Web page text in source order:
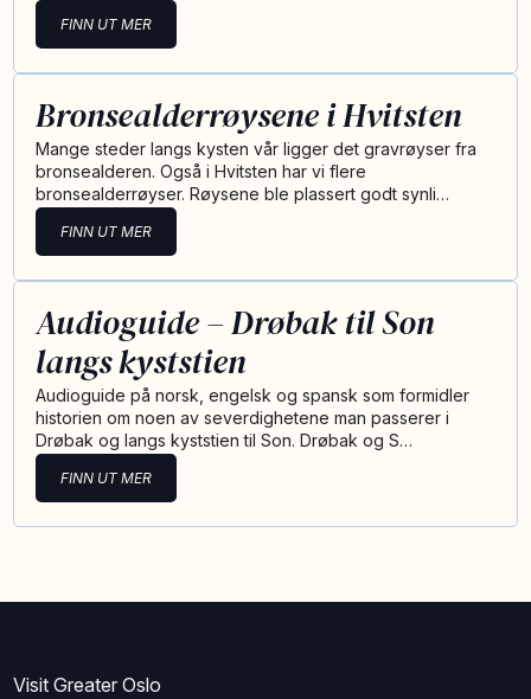
FINN UT MER
Bronsealderrøysene i Hvitsten
Mange steder langs kysten vår ligger det gravrøyser fra
bronsealderen. Også i Hvitsten har vi flere
bronsealderrøyser. Røysene ble plassert godt synli…
FINN UT MER
Audioguide – Drøbak til Son
langs kyststien
Audioguide på norsk, engelsk og spansk som formidler
historien om noen av severdighetene man passerer i
Drøbak og langs kyststien til Son. Drøbak og S…
FINN UT MER
Visit Greater Oslo